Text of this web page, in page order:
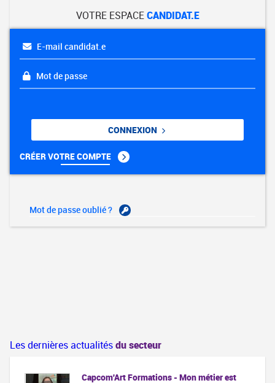
VOTRE ESPACECANDIDAT.E
E-mail candidat.e
Mot de passe
CONNEXION
CRÉER VOTRE COMPTE
Mot de passe oublié ?
Les dernières actualitésdu secteur
Capcom'Art Formations - Mon métier est